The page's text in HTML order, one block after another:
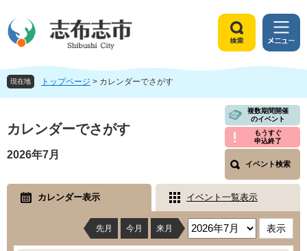
ジ
頭
ュ
飛
本
文
索
メ
ニ
ュ
現在地 トップページ > カレンダーでさがす
文
カレンダーでさがす
複数期間開催
のイベント
もうすぐ
申込終了
イベント検索
2026年7月
カレンダー表示 イベント一覧表示
先月 今月 来月